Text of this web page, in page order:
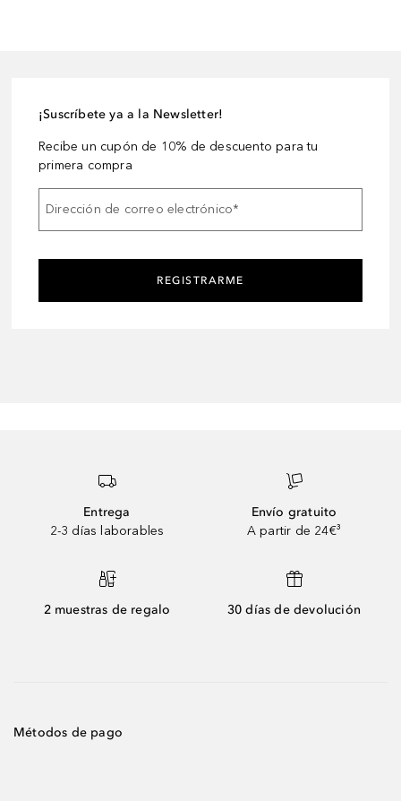
¡Suscríbete ya a la Newsletter!
Recibe un cupón de 10% de descuento para tu
primera compra
Dirección de correo electrónico*
REGISTRARME
Entrega
2-3 días laborables
Envío gratuito
A partir de 24€³
2 muestras de regalo 30 días de devolución
Métodos de pago